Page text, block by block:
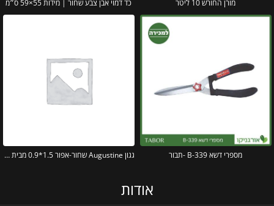
מורן החורש 10 ליטר כד דמוי אבן צבע שחור | מידות 55×59 ס״מ
מספרי דשא B-339 -תבור גגון Augustine שחור-אפור 1.5*0.9 מבית פלרם – Canopia
אודות